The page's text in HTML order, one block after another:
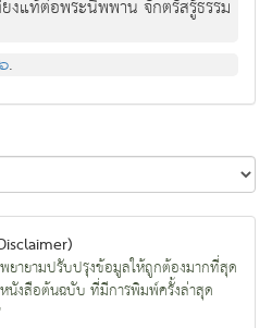
งแท้ต่อพระนิพพาน จักตรัสรู้ธรรม
.
ายามปรับปรุงข้อมูลให้ถูกต้องมากที่สุด
นังสือต้นฉบับ ที่มีการพิมพ์ครั้งล่าสุด